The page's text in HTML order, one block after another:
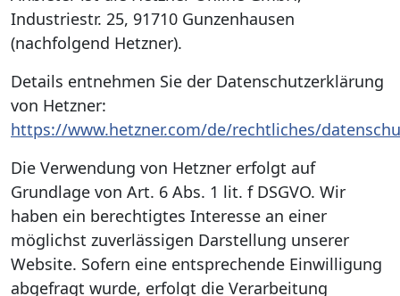
Industriestr. 25, 91710 Gunzenhausen
(nachfolgend Hetzner).
Details entnehmen Sie der Datenschutzerklärung
von Hetzner:
https://www.hetzner.com/de/rechtliches/
Die Verwendung von Hetzner erfolgt auf
Grundlage von Art. 6 Abs. 1 lit. f DSGVO. Wir
haben ein berechtigtes Interesse an einer
möglichst zuverlässigen Darstellung unserer
Website. Sofern eine entsprechende Einwilligung
abgefragt wurde, erfolgt die Verarbeitung